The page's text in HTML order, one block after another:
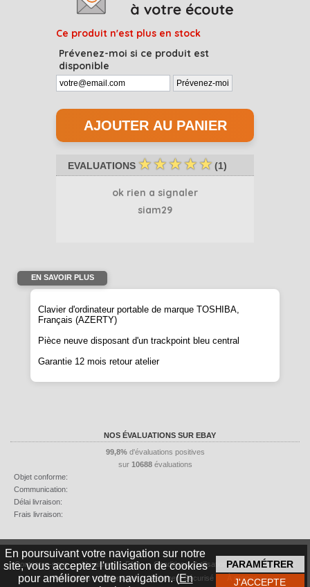
NOS ÉVALUATIONS SUR EBAY
99,8%d'évaluations positives
sur 10688évaluations
Objet conforme:
Communication:
Délai livraison:
Frais livraison:
En poursuivant votre navigation sur notre
site, vous acceptez l'utilisation de cookies
pour améliorer votre navigation. (En
Ce produit n'est plus en stock
Prévenez-moi si ce produit est
disponible
EVALUATIONS ☆☆☆☆☆ (1)
ok rien a signaler
siam29
EN SAVOIR PLUS
Clavier d'ordinateur portable de marque TOSHIBA,
Français (AZERTY)
Pièce neuve disposant d'un trackpoint bleu central
Garantie 12 mois retour atelier
Contactez-nous Livraison FAQ Conditions d'utilisation
Mentions légales
Politique de confidentialité
Paiement Sécurisé À propos